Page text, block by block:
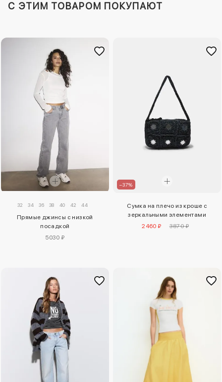
C ЭТИМ ТОВАРОМ ПОКУПАЮТ
32 34 36 38 40 42 44
Прямые джинсы с низкой
посадкой
5030 ₽
–37%
Сумка на плечо из кроше с
зеркальными элементами
2460 ₽
3870 ₽